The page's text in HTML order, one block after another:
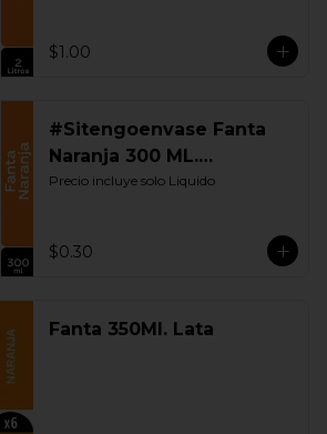
$1.00
#Sitengoenvase Fanta
Naranja 300 ML.
Retornable
Precio incluye solo Liquido
$0.30
Fanta 350Ml. Lata